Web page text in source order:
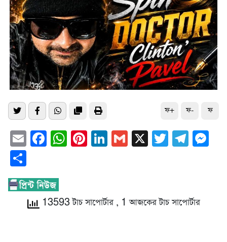
ফ+ ফ- ফ
EmailFacebook
WhatsApp
Pinterest
LinkedIn
Gmail
X Twitter
13593 টাচ সাপোর্টার , 1 আজকের টাচ সাপোর্টার